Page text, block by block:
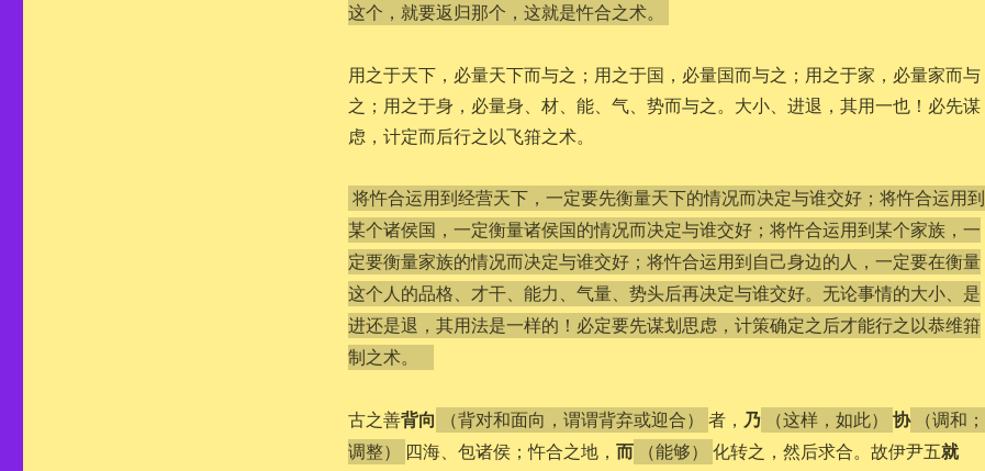
这个，就要返归那个，这就是忤合之术。
用之于天下，必量天下而与之；用之于国，必量国而与之；用之于家，必量家而与
之；用之于身，必量身、材、能、气、势而与之。大小、进退，其用一也！必先谋
虑，计定而后行之以飞箝之术。
将忤合运用到经营天下，一定要先衡量天下的情况而决定与谁交好；将忤合运用到
某个诸侯国，一定衡量诸侯国的情况而决定与谁交好；将忤合运用到某个家族，一
定要衡量家族的情况而决定与谁交好；将忤合运用到自己身边的人，一定要在衡量
这个人的品格、才干、能力、气量、势头后再决定与谁交好。无论事情的大小、是
进还是退，其用法是一样的！必定要先谋划思虑，计策确定之后才能行之以恭维箝
制之术。
古之善背向 （背对和面向，谓谓背弃或迎合） 者， 乃 （这样，如此） 协
（调和；
调整）
四海、包诸侯；忤合之地， 而 （能够） 化转之，然后求合。故伊尹五就